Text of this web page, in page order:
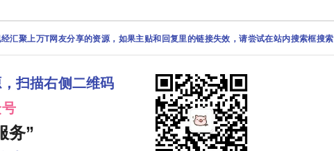
经汇聚上万T网友分享的资源，如果主贴和回复里的链接失效，请尝试在站内搜索框搜索
扫描右侧二维码
务”